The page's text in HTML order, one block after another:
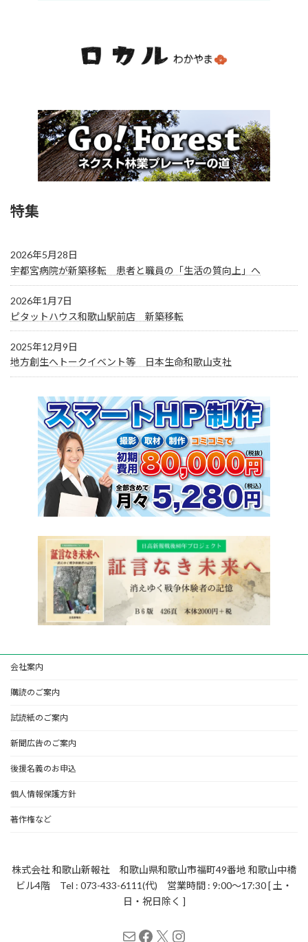
特集
2026年5月28日
宇都宮病院が新築移転 患者と職員の「生活の質向上」へ
2026年1月7日
ピタットハウス和歌山駅前店 新築移転
2025年12月9日
地方創生へトークイベント等 日本生命和歌山支社
会社案内
購読のご案内
試読紙のご案内
新聞広告のご案内
後援名義のお申込
個人情報保護方針
著作権など
株式会社 和歌山新報社 和歌山県和歌山市福町49番地 和歌山中橋
ビル4階 Tel : 073-433-6111(代) 営業時間 : 9:00～17:30 [ 土・
日・祝日除く ]
メールFacebook
X Instagram